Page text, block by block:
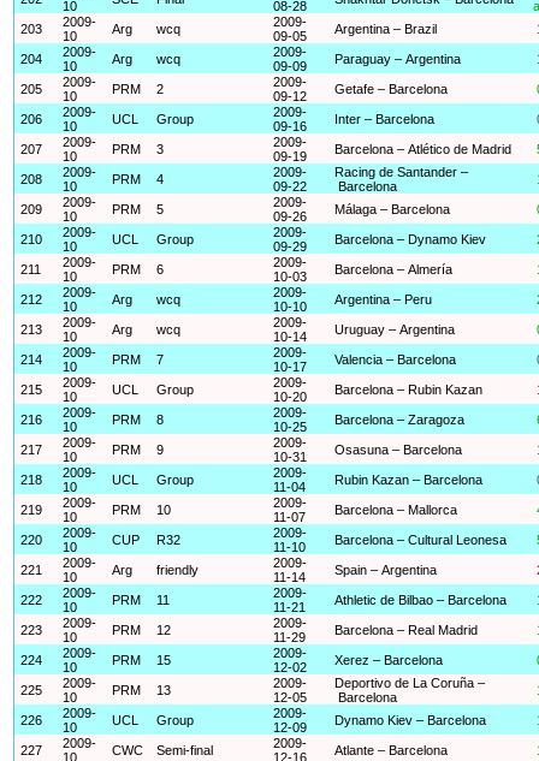
10
08-28
203
2009-
10
Arg wcq
2009-
09-05
Argentina – Brazil
204
2009-
10
Arg wcq
2009-
09-09
Paraguay – Argentina
205
2009-
10
PRM 2
2009-
09-12
Getafe – Barcelona
206
2009-
10
UCL Group
2009-
09-16
Inter – Barcelona
207
2009-
10
PRM 3
2009-
09-19
Barcelona – Atlético de Madrid
208
2009-
10
PRM 4
2009-
09-22
Racing de Santander –
Barcelona
209
2009-
10
PRM 5
2009-
09-26
Málaga – Barcelona
210
2009-
10
UCL Group
2009-
09-29
Barcelona – Dynamo Kiev
211
2009-
10
PRM 6
2009-
10-03
Barcelona – Almería
212
2009-
10
Arg wcq
2009-
10-10
Argentina – Peru
213
2009-
10
Arg wcq
2009-
10-14
Uruguay – Argentina
214
2009-
10
PRM 7
2009-
10-17
Valencia – Barcelona
215
2009-
10
UCL Group
2009-
10-20
Barcelona – Rubin Kazan
216
2009-
10
PRM 8
2009-
10-25
Barcelona – Zaragoza
217
2009-
10
PRM 9
2009-
10-31
Osasuna – Barcelona
218
2009-
10
UCL Group
2009-
11-04
Rubin Kazan – Barcelona
219
2009-
10
PRM 10
2009-
11-07
Barcelona – Mallorca
220
2009-
10
CUP R32
2009-
11-10
Barcelona – Cultural Leonesa
221
2009-
10
Arg friendly
2009-
11-14
Spain – Argentina
222
2009-
10
PRM 11
2009-
11-21
Athletic de Bilbao – Barcelona
223
2009-
10
PRM 12
2009-
11-29
Barcelona – Real Madrid
224
2009-
10
PRM 15
2009-
12-02
Xerez – Barcelona
225
2009-
10
PRM 13
2009-
12-05
Deportivo de La Coruña –
Barcelona
226
2009-
10
UCL Group
2009-
12-09
Dynamo Kiev – Barcelona
227
2009-
10
CWC Semi-final
2009-
12-16
Atlante – Barcelona